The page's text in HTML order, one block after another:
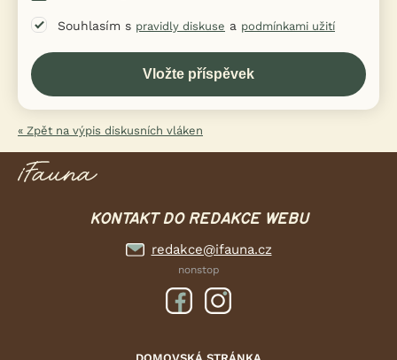
Souhlasím s pravidly diskuse a podmínkami užití
« Zpět na výpis diskusních vláken
KONTAKT DO REDAKCE WEBU
redakce@ifauna.cz
nonstop